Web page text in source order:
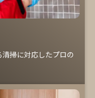
掃に対応したプロの